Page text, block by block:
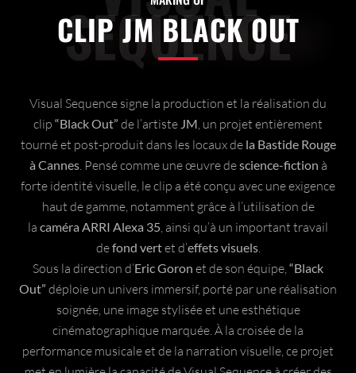
SEQUENCE
CLIP JM BLACK OUT
Visual Sequence signe la production et la réalisation du
clip “Black Out” de l’artiste JM, un projet entièrement
tourné et post-produit dans les locaux de la Bastide Rouge
à Cannes. Pensé comme une œuvre descience-fiction à
forte identité visuelle, le clip a été conçu avec une exigence
haut de gamme, notamment grâce à l’utilisation de
la caméra ARRI Alexa 35, ainsi qu’à un important travail
defond vertet d’effets visuels.
Sous la direction d’Eric Goron et de son équipe,“Black
Out” déploie un univers immersif, porté par une réalisation
soignée, une image stylisée et une esthétique
cinématographique marquée. À la croisée de la
performance musicale et de la narration visuelle, ce projet